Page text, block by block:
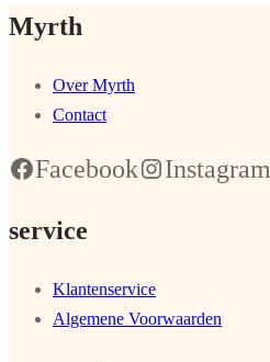
Myrth
Over Myrth
Contact
Facebook Instagram
service
Klantenservice
Algemene Voorwaarden